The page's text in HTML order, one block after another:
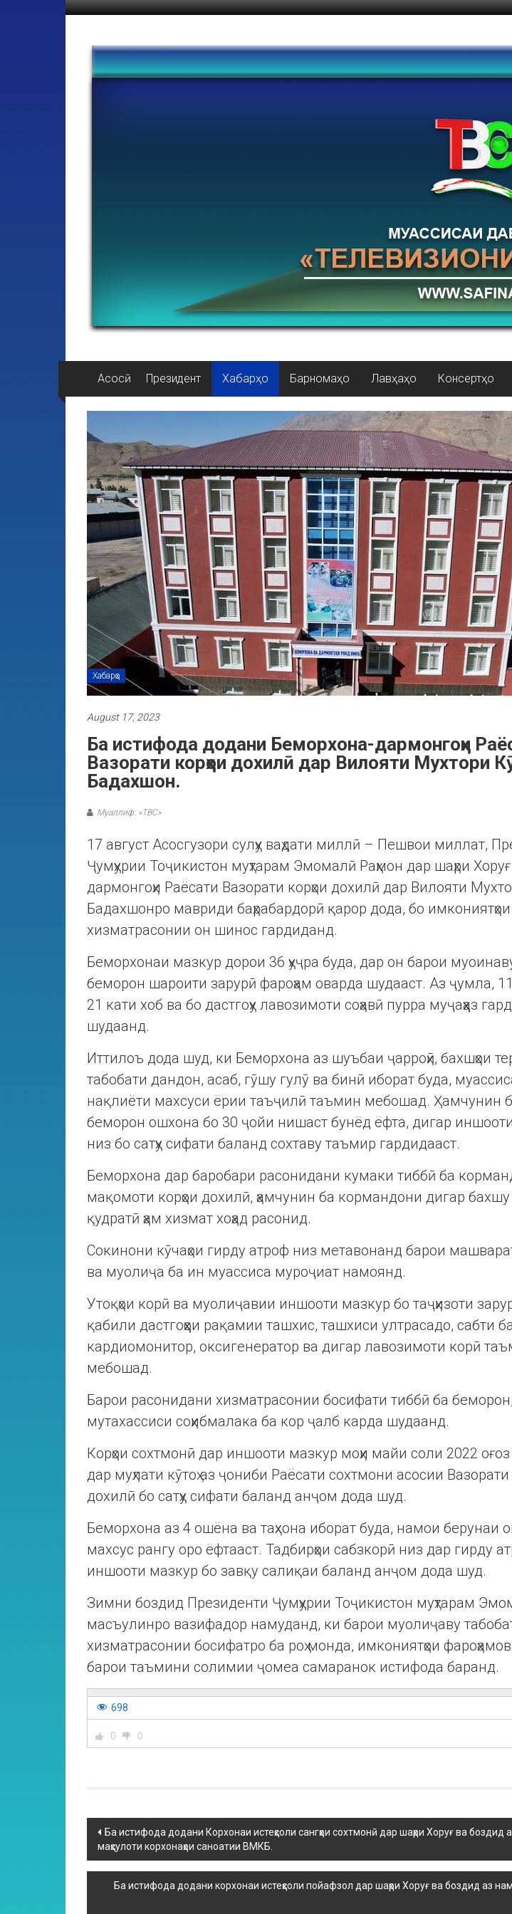
Асосӣ Президент Хабарҳо Барномаҳо Лавҳаҳо Консертҳо
Хабарҳо
August 17, 2023
Ба истифода додани Беморхона-дармонгоҳи
Вазорати корҳои дохилӣ дар Вилояти Мухтори
Бадахшон.
Муаллиф: «ТВС»
17 август Асосгузори сулҳу ваҳдати миллӣ – Пешвои миллат,
Ҷумҳурии Тоҷикистон муҳтарам Эмомалӣ Раҳмон дар шаҳри
дармонгоҳи Раёсати Вазорати корҳои дохилӣ дар Вилояти
Бадахшонро мавриди баҳрабардорӣ қарор дода, бо имкониятҳои
хизматрасонии он шинос гардиданд.
Беморхонаи мазкур дорои 36 ҳуҷра буда, дар он барои
беморон шароити зарурӣ фароҳам оварда шудааст. Аз ҷумла, 11
21 кати хоб ва бо дастгоҳу лавозимоти соҳавӣ пурра муҷаҳҳаз
шудаанд.
Иттилоъ дода шуд, ки Беморхона аз шуъбаи ҷарроҳӣ, бахшҳои
табобати дандон, асаб, гӯшу гулӯ ва бинӣ иборат буда,
нақлиёти махсуси ёрии таъҷилӣ таъмин мебошад. Ҳамчунин
беморон ошхона бо 30 ҷойи нишаст бунёд ёфта, дигар
низ бо сатҳу сифати баланд сохтаву таъмир гардидааст.
Беморхона дар баробари расонидани кумаки тиббӣ ба
мақомоти корҳои дохилӣ, ҳамчунин ба кормандони дигар бахшу
қудратӣ ҳам хизмат хоҳад расонид.
Сокинони кӯчаҳои гирду атроф низ метавонанд барои
ва муолиҷа ба ин муассиса муроҷиат намоянд.
Утоқҳои корӣ ва муолиҷавии иншооти мазкур бо таҷҳизоти
қабили дастгоҳҳои рақамии ташхис, ташхиси ултрасадо, сабти
кардиомонитор, оксигенератор ва дигар лавозимоти корӣ
мебошад.
Барои расонидани хизматрасонии босифати тиббӣ ба
мутахассиси соҳибмалака ба кор ҷалб карда шудаанд.
Корҳои сохтмонӣ дар иншооти мазкур моҳи майи соли 2022
дар муҳлати кӯтоҳ аз ҷониби Раёсати сохтмони асосии Вазорати
дохилӣ бо сатҳу сифати баланд анҷом дода шуд.
Беморхона аз 4 ошёна ва таҳхона иборат буда, намои берунаи
махсус рангу оро ёфтааст. Тадбирҳои сабзкорӣ низ дар гирду
иншооти мазкур бо завқу салиқаи баланд анҷом дода шуд.
Зимни боздид Президенти Ҷумҳурии Тоҷикистон муҳтарам
масъулинро вазифадор намуданд, ки барои муолиҷаву
хизматрасонии босифатро ба роҳ монда, имкониятҳои
барои таъмини солимии ҷомеа самаранок истифода баранд.
698
0 0
Ба истифода додани Корхонаи истеҳсоли сангҳои сохтмонӣ дар шаҳри Хоруғ ва боздид
маҳсулоти корхонаҳои саноатии ВМКБ.
Ба истифода додани корхонаи истеҳсоли пойафзол дар шаҳри Хоруғ ва боздид аз